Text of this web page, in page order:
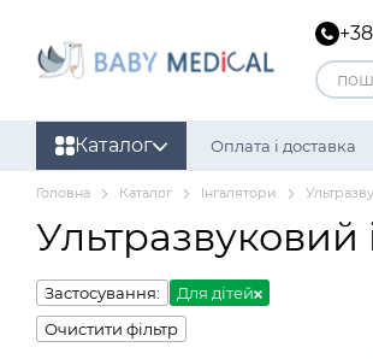
Каталог Оплата і доставка
Головна Каталог Інгалятори
Ультразвуковий
Застосування:
Для дітей
Очистити фільтр